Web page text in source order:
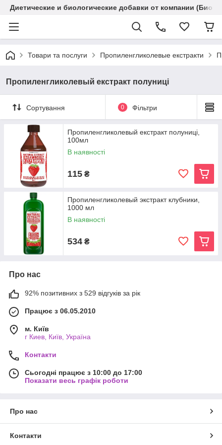
Диетические и биологические добавки от компании
Товари та послуги Пропиленгликолевые екстракти
Пропиленгликолевый екстракт полуниці
Сортування 0 Фільтри
Пропиленгликолевый екстракт полуниці,
100мл
В наявності
115 ₴
Пропиленгликолевый экстракт клубники,
1000 мл
В наявності
534 ₴
Про нас
92% позитивних з 529 відгуків за рік
Працює з 06.05.2010
м. Київ
г Киев, Київ, Україна
Контакти
Сьогодні працює з 10:00 до 17:00
Показати весь графік роботи
Про нас
Контакти